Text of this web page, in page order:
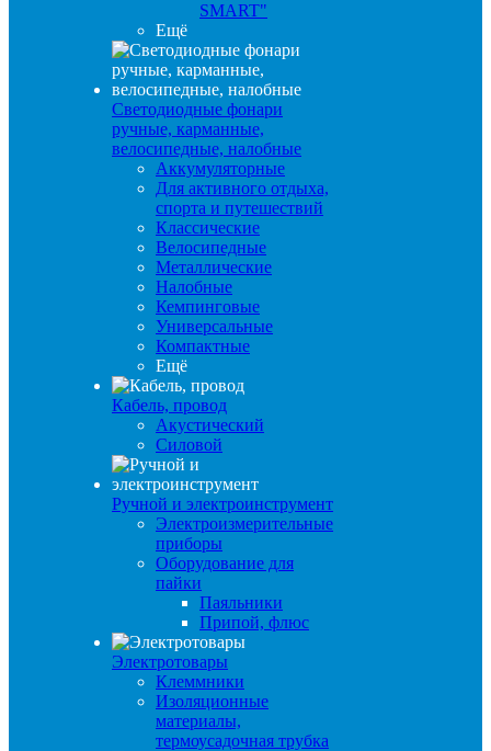
SMART"
Ещё
Светодиодные фонари
ручные, карманные,
велосипедные, налобные
Аккумуляторные
Для активного отдыха,
спорта и путешествий
Классические
Велосипедные
Металлические
Налобные
Кемпинговые
Универсальные
Компактные
Ещё
Кабель, провод
Акустический
Силовой
Ручной и электроинструмент
Электроизмерительные
приборы
Оборудование для
пайки
Паяльники
Припой, флюс
Электротовары
Клеммники
Изоляционные
материалы,
термоусадочная трубка